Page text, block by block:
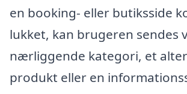
en booking- eller butiksside
lukket, kan brugeren sendes
nærliggende kategori, et
produkt eller en